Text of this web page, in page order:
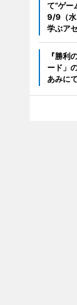
て“ゲー
9/9（水
学ぶア
『勝利
ード」
あみに